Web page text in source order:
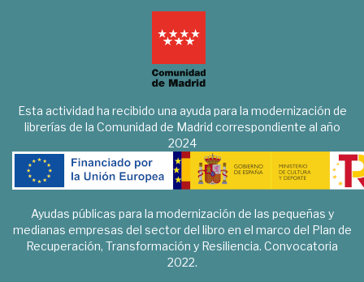
Esta actividad ha recibido una ayuda para la modernización de
librerías de la Comunidad de Madrid correspondiente al año
2024
Ayudas públicas para la modernización de las pequeñas y
medianas empresas del sector del libro en el marco del Plan de
Recuperación, Transformación y Resiliencia. Convocatoria
2022.